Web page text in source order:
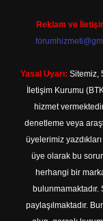
Reklam ve
Yasal Uyarı: Sitemiz,
İletişim Kurumu
hizmet
denetleme veya
üyelerimiz
üye olarak bu
herhangi bir
bulunmamaktadır.
paylaşılmaktadır.